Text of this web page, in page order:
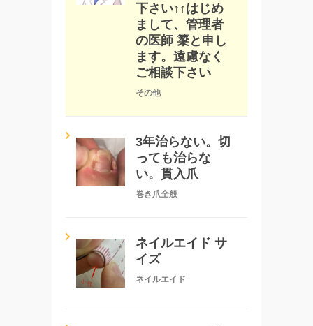
下さい↑↑はじめ
まして、管理者
の医師 簗と申し
ます。遠慮なく
ご相談下さい
その他
3年治らない。切
っても治らな
い。貫入爪
巻き爪全般
ネイルエイド サ
イズ
ネイルエイド